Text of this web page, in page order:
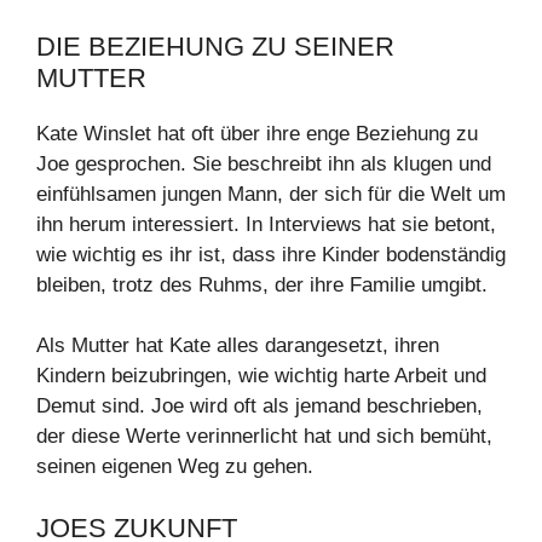
DIE BEZIEHUNG ZU SEINER
MUTTER
Kate Winslet hat oft über ihre enge Beziehung zu
Joe gesprochen. Sie beschreibt ihn als klugen und
einfühlsamen jungen Mann, der sich für die Welt um
ihn herum interessiert. In Interviews hat sie betont,
wie wichtig es ihr ist, dass ihre Kinder bodenständig
bleiben, trotz des Ruhms, der ihre Familie umgibt.
Als Mutter hat Kate alles darangesetzt, ihren
Kindern beizubringen, wie wichtig harte Arbeit und
Demut sind. Joe wird oft als jemand beschrieben,
der diese Werte verinnerlicht hat und sich bemüht,
seinen eigenen Weg zu gehen.
JOES ZUKUNFT